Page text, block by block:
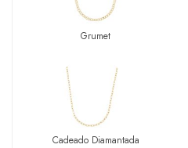
Grumet
Cadeado Diamantada